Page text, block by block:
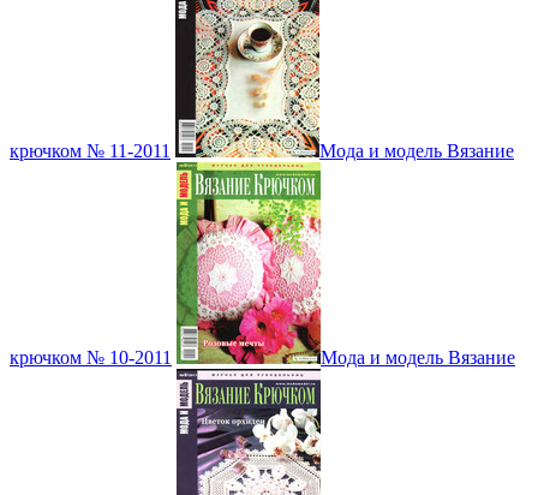
крючком № 11-2011 Мода и модель Вязание
крючком № 10-2011 Мода и модель Вязание